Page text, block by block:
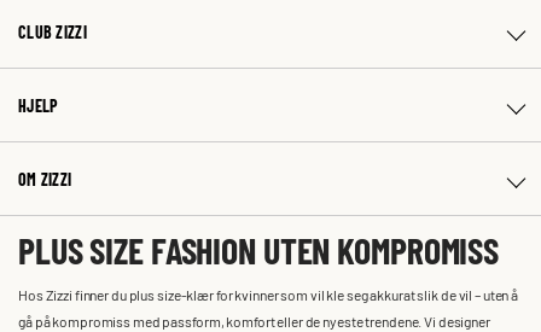
CLUB ZIZZI
HJELP
OM ZIZZI
PLUS SIZE FASHION UTEN KOMPROMISS
Hos Zizzi finner du plus size-klær for kvinner som vil kle seg akkurat slik de vil – uten å
gå på kompromiss med passform, komfort eller de nyeste trendene. Vi designer